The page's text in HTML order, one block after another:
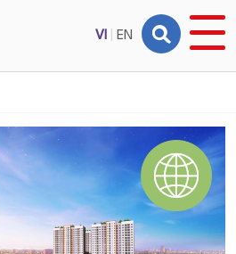
VI| EN